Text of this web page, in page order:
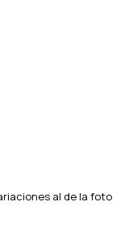
al de la foto